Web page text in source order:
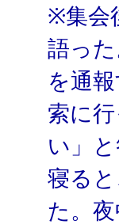
※集会
語っ
を通
索に
い」
寝る
た。